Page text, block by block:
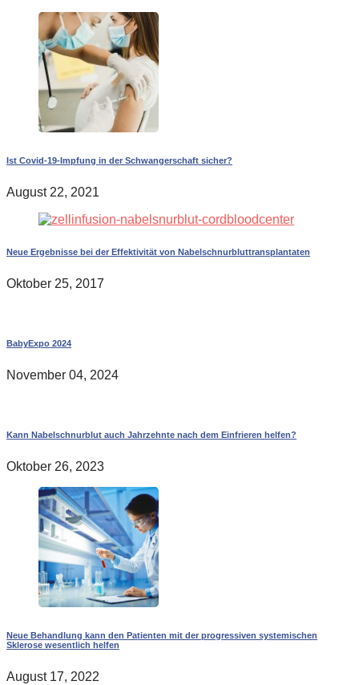
Ist Covid-19-Impfung in der Schwangerschaft sicher?
August 22, 2021
Neue Ergebnisse bei der Effektivität von Nabelschnurbluttransplantaten
Oktober 25, 2017
BabyExpo 2024
November 04, 2024
Kann Nabelschnurblut auch Jahrzehnte nach dem Einfrieren helfen?
Oktober 26, 2023
Neue Behandlung kann den Patienten mit der progressiven systemischen
Sklerose wesentlich helfen
August 17, 2022